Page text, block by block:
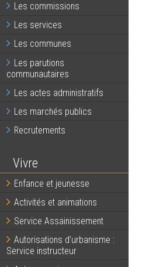
Les commissions
Les services
Les communes
Les parutions
communautaires
Les actes administratifs
Les marchés publics
Recrutements
Vivre
Enfance et jeunesse
Activités et animations
Service Assainissement
Autorisations d’urbanisme :
Service instructeur